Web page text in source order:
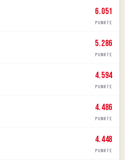
6.051
PUNKTE
5.286
PUNKTE
4.594
PUNKTE
4.486
PUNKTE
4.448
PUNKTE